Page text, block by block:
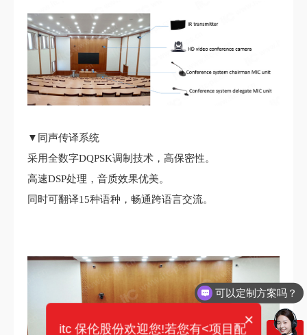
▼同声传译系统
采用全数字DQPSK调制技术，高保密性。
高速DSP处理，音质效果优美。
同时可翻译15种语种，畅通跨语言交流。
可以定制方案吗？
你们电话多少？
×
itc 保伦股份欢迎您!若您有<项目配